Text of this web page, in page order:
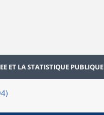
ET LA STATISTIQUE PUBLIQUE